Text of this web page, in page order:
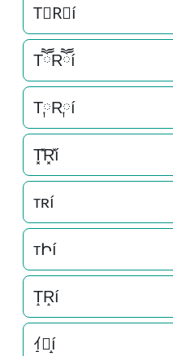
T⃒R⃒í
TཽRཽí
T༙R༙í
T͓̽R͓̽í
ᴛʀí
тԻí
T̝R̝í
ｲ̝尺̝í